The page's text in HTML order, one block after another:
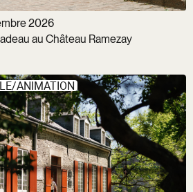
2026
au Château Ramezay
ANIMATION